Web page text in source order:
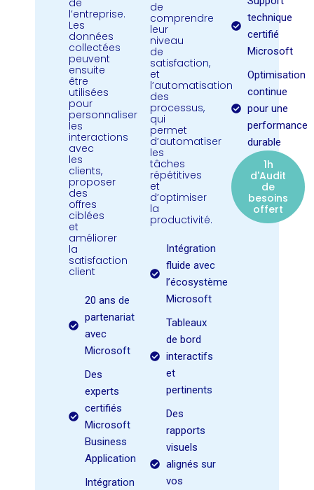
l’entreprise.
Les
données
collectées
peuvent
ensuite
être
utilisées
pour
personnaliser
les
interactions
avec
les
clients,
proposer
des
offres
ciblées
et
améliorer
la
satisfaction
client
20 ans de
partenariat
avec
Microsoft
Des
experts
certifiés
Microsoft
Business
Application
Intégration
de
comprendre
leur
niveau
de
satisfaction,
et
l’automatisation
des
processus,
qui
permet
d’automatiser
les
tâches
répétitives
et
d’optimiser
la
productivité.
Intégration
fluide avec
l’écosystème
Microsoft
Tableaux
de bord
interactifs
et
pertinents
Des
rapports
visuels
alignés sur
vos
technique
certifié
Microsoft
Optimisation
continue
pour une
performance
durable
1h
d'Audit
de
besoins
offert